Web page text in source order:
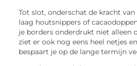
Tot slot, onderschat de kracht van
laag houtsnippers of
je borders onderdrukt niet alleen
ziet er ook nog eens heel netjes
bespaart je op de lange termijn